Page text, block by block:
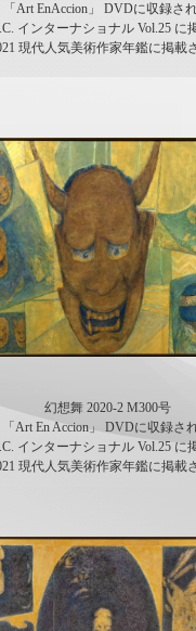
「Art EnAccion」 DVDに収録さ
インターナショナル Vol.25 に
現代人気美術作家年鑑に掲載
幻想舞 2020-2 M300号
「Art En Accion」 DVDに収録さ
インターナショナル Vol.25 に
現代人気美術作家年鑑に掲載